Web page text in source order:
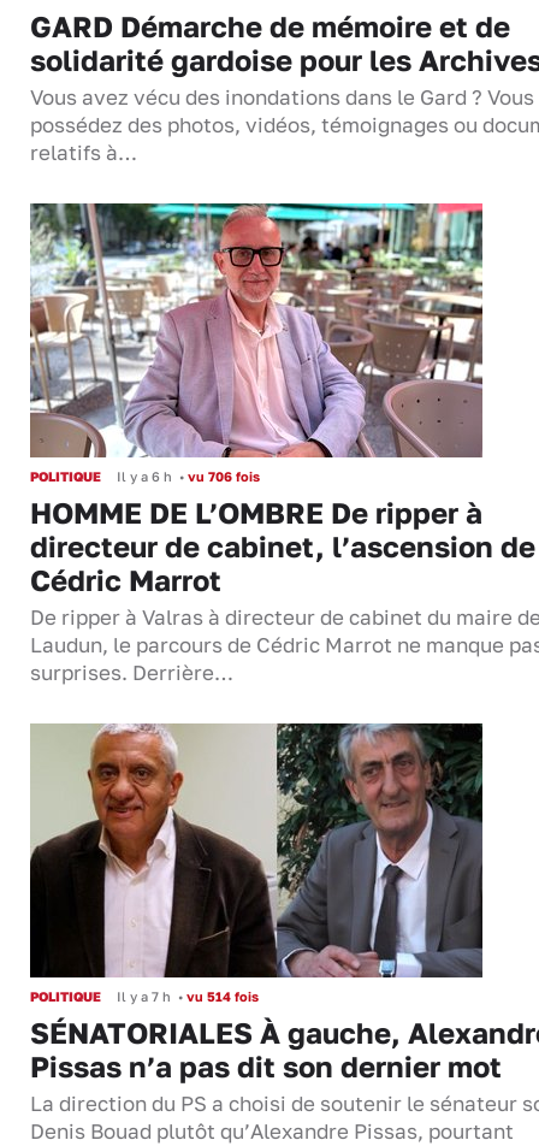
GARD Démarche de mémoire et de
solidarité gardoise pour les
Vous avez vécu des inondations dans le Gard ? Vous
possédez des photos, vidéos, témoignages ou
relatifs à…
POLITIQUE Il y a 6 h • vu 706 fois
HOMME DE L’OMBRE De ripper à
directeur de cabinet, l’ascension de
Cédric Marrot
De ripper à Valras à directeur de cabinet du maire
Laudun, le parcours de Cédric Marrot ne manque
surprises. Derrière…
POLITIQUE Il y a 7 h • vu 514 fois
SÉNATORIALES À gauche,
Pissas n’a pas dit son dernier mot
La direction du PS a choisi de soutenir le sénateur
Denis Bouad plutôt qu’Alexandre Pissas, pourtant